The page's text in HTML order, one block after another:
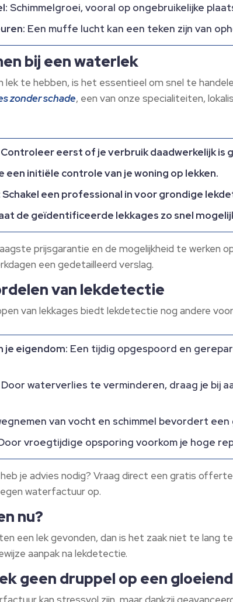
Schimmelgroei, vooral op ongebruikelijke
Een muffe lucht kan een teken zijn van
bij een waterlek
lek te hebben, is het essentieel om snel te
zonder schade, een van onze specialiteiten,
Controleer eerst of je verbruik daadwerkelijk is
een initiële controle van je woning op lekken.
Schakel een professional in voor grondige
de geïdentificeerde lekkages zo snel
prijsgarantie en de mogelijkheid te werken
een gedetailleerd verslag.
van lekdetectie
van lekkages biedt lekdetectie nog andere
je eigendom: Een tijdig opgespoord en
Door waterverlies te verminderen, draag je bij
van vocht en schimmel bevordert
vroegtijdige opsporing voorkom je hoge
je advies nodig? Vraag direct een gratis
waterfactuur op.
nu?
een lek gevonden, dan is het zaak niet te lang
aanpak na lekdetectie.
geen druppel op een